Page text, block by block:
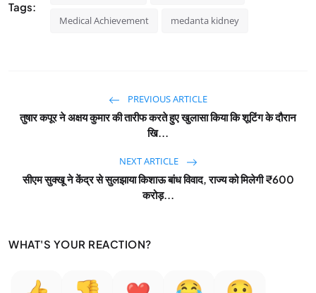
Tags:
Medical Achievement medanta kidney
PREVIOUS ARTICLE
तुषार कपूर ने अक्षय कुमार की तारीफ करते हुए खुलासा किया कि शूटिंग के दौरान
खि...
NEXT ARTICLE
सीएम सुक्खू ने केंद्र से सुलझाया किशाऊ बांध विवाद, राज्य को मिलेगी ₹600
करोड़...
WHAT'S YOUR REACTION?